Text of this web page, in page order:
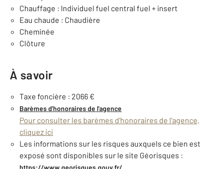
Chauffage : Individuel fuel central fuel + insert
Eau chaude : Chaudière
Cheminée
Clôture
À savoir
Taxe foncière : 2066 €
Barèmes d'honoraires de l'agence
Pour consulter les barèmes d'honoraires de l'agence,
cliquez ici
Les informations sur les risques auxquels ce bien est
exposé sont disponibles sur le site Géorisques :
https://www.georisques.gouv.fr/